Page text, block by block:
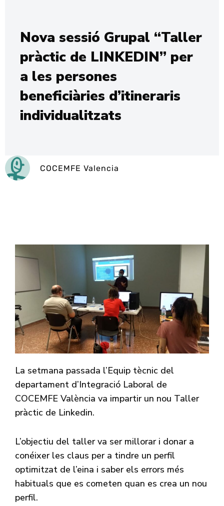
Nova sessió Grupal “Taller
pràctic de LINKEDIN” per
a les persones
beneficiàries d’itineraris
individualitzats
COCEMFE Valencia
La setmana passada l’Equip tècnic del
departament d’Integració Laboral de
COCEMFE València va impartir un nou Taller
pràctic de Linkedin.
L’objectiu del taller va ser millorar i donar a
conéixer les claus per a tindre un perfil
optimitzat de l’eina i saber els errors més
habituals que es cometen quan es crea un nou
perfil.